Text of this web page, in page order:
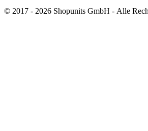
© 2017 - 2026 Shopunits GmbH - Alle